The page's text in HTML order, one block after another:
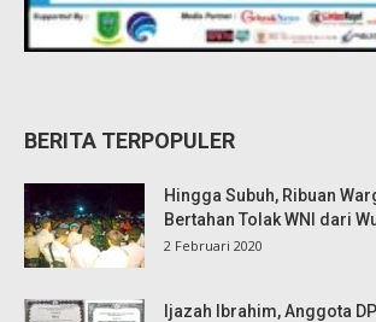
BERITA TERPOPULER
Hingga Subuh, Ribuan
Bertahan Tolak WNI dari
2 Februari 2020
Ijazah Ibrahim, Anggota